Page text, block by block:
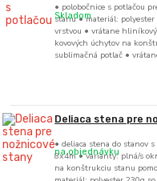
• polobočnice s potlačou
stanu • materiál:
vrstvou • vrátane
kovových úchytov na
sublimačná potlač •
Skladom
Deliaca stena pre
• deliaca stena do stanov
8x4m • varianty: plná/s
na konštrukciu stanu
na objednávku